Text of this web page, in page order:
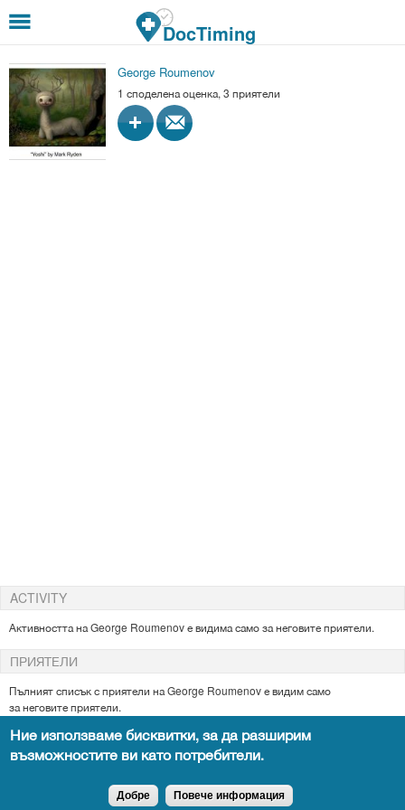
Премини към основното съдържание
DocTiming
George Roumenov
1 споделена оценка, 3 приятели
ACTIVITY
Активността на George Roumenov е видима само за неговите приятели.
ПРИЯТЕЛИ
Пълният списък с приятели на George Roumenov е видим само
занеговитеприятели.
сайта задължително с активен линк към оригиналното.
Ние използваме бисквитки, за да разширим
възможностите ви като потребители.
Добре Повече информация